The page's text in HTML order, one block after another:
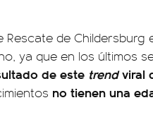
Rescate de
ya que en los últimos
de este trendviral
no tienen una